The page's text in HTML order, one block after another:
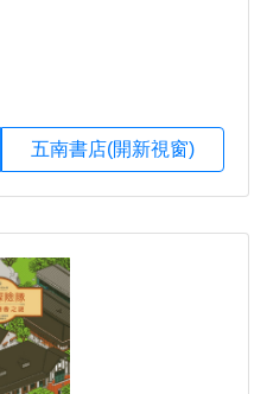
五南書店(開新視窗)